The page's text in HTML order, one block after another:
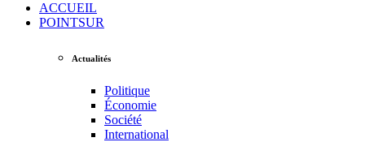
ACCUEIL
POINTSUR
Actualités
Politique
Économie
Société
International